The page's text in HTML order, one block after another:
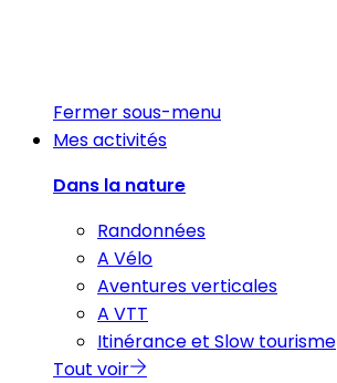
Fermer sous-menu
Mes activités
Dans la nature
Randonnées
A Vélo
Aventures verticales
A VTT
Itinérance et Slow tourisme
Tout voir